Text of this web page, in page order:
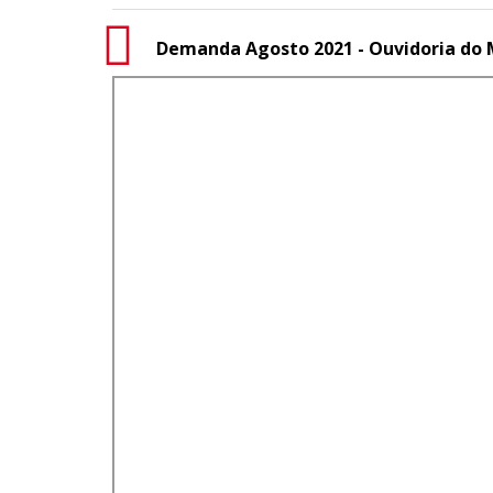
Demanda Agosto 2021 - Ouvidoria